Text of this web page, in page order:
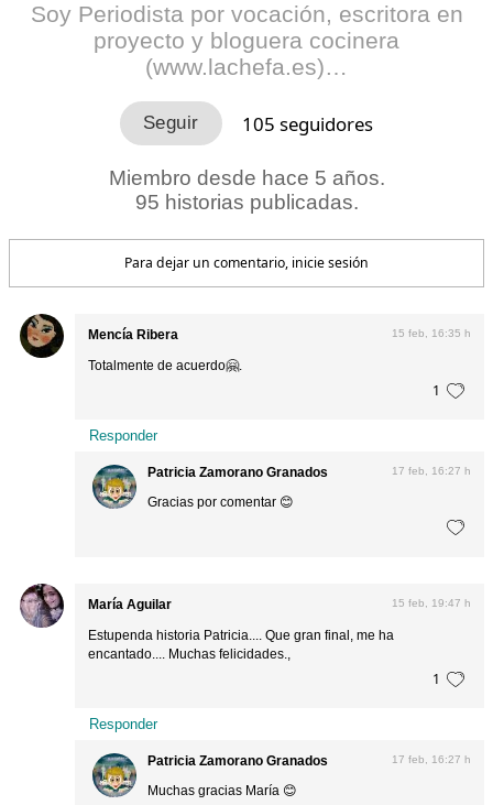
Soy Periodista por vocación, escritora en
proyecto y bloguera cocinera
(www.lachefa.es)…
105 seguidores
Miembro desde hace 5 años.
95 historias publicadas.
Para dejar un comentario, inicie sesión
Mencía Ribera 15 feb, 16:35 h
Totalmente de acuerdo🤗.
1
Responder
Patricia Zamorano Granados 17 feb, 16:27 h
Gracias por comentar 😊
María Aguilar 15 feb, 19:47 h
Estupenda historia Patricia.... Que gran final, me ha
encantado.... Muchas felicidades.,
1
Responder
Patricia Zamorano Granados 17 feb, 16:27 h
Muchas gracias María 😊